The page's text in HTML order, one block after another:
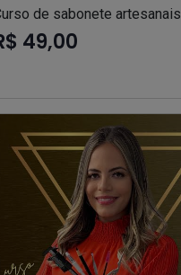
de sabonete artesanais
49,00